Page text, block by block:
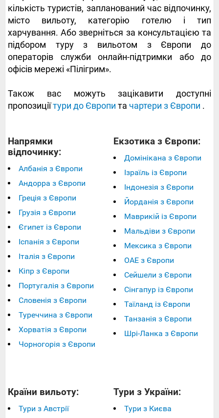
кількість туристів, запланований час відпочинку,
місто вильоту, категорію готелю і тип
харчування. Або зверніться за консультацією та
підбором туру з вильотом з Європи до
операторів служби онлайн-підтримки або до
офісів мережі «Пілігрим».
Також вас можуть зацікавити доступні
пропозиціїтури до Європи та чартери з Європи .
Напрямки
відпочинку:
Албанія з Європи
Андорра з Європи
Греція з Європи
Грузія з Європи
Єгипет із Європи
Іспанія з Європи
Італія з Європи
Кіпр з Європи
Португалія з Європи
Словенія з Європи
Туреччина з Європи
Хорватія з Європи
Чорногорія з Європи
Екзотика з Європи:
Домінікана з Європи
Ізраїль із Європи
Індонезія з Європи
Йорданія з Європи
Маврикій із Європи
Мальдіви з Європи
Мексика з Європи
ОАЕ з Європи
Сейшели з Європи
Сінгапур із Європи
Таїланд із Європи
Танзанія з Європи
Шрі-Ланка з Європи
Країни вильоту:
Тури з Австрії
Тури з України:
Тури з Києва